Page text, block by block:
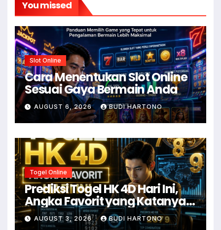
You missed
Slot Online
Cara Menentukan Slot Online
Sesuai Gaya Bermain Anda
AUGUST 6, 2026 BUDI HARTONO
Togel Online
Prediksi Togel HK 4D Hari Ini,
Angka Favorit yang Katanya
Susah Move On
AUGUST 3, 2026 BUDI HARTONO